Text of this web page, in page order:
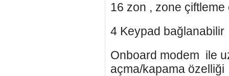
16 zon , zone
4 Keypad bağlanabilir
Onboard modem ile
açma/kapama özelliği